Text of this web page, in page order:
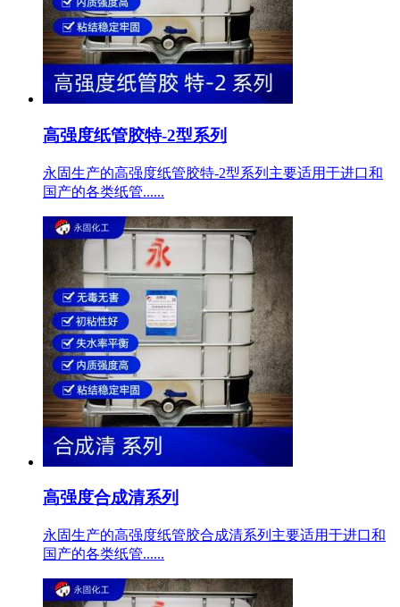
高强度纸管胶特-2型系列
永固生产的高强度纸管胶特-2型系列主要适用于进口和
国产的各类纸管......
高强度合成清系列
永固生产的高强度纸管胶合成清系列主要适用于进口和
国产的各类纸管......